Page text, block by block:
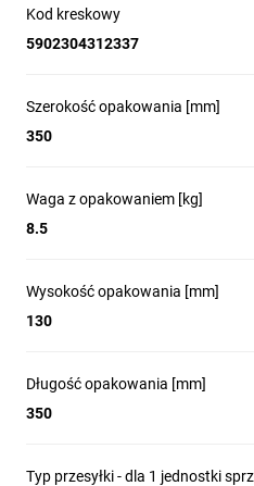
Kod kreskowy
5902304312337
Szerokość opakowania [mm]
350
Waga z opakowaniem [kg]
8.5
Wysokość opakowania [mm]
130
Długość opakowania [mm]
350
Typ przesyłki - dla 1 jednostki